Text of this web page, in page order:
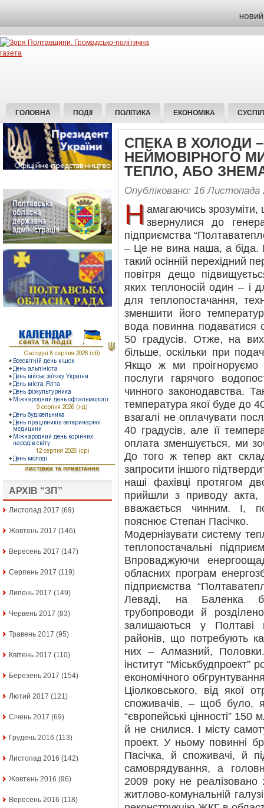
НОВИЙ
ГОЛОВНА ПОДІЇ ПОЛІТИКА ЕКОНОМІКА
АРХІВ “ЗП”
Листопад 2017 (69)
Жовтень 2017 (146)
Вересень 2017 (147)
Серпень 2017 (119)
Липень 2017 (149)
Червень 2017 (83)
Травень 2017 (95)
Квітень 2017 (110)
Березень 2017 (154)
Лютий 2017 (121)
Січень 2017 (69)
Грудень 2016 (113)
Листопад 2016 (142)
Жовтень 2016 (96)
Вересень 2016 (118)
СПЕКА В ХОЛОДИ
НЕЙМОВІРНОГО
ТЕПЛО, АБО
Опубліковано: 16 Листопада
Н амагаючись
звернулися до
підприємства
– Це не вина наша, а біда.
такий осінній перехідний
повітря дещо
яких теплоносій один – і
для теплопостачання,
зменшити його
вода повинна подаватися
50 градусів. Отже, на
більше, оскільки при
Якщо ж ми проігноруємо
послуги гарячого
чинного законодавства.
температура якої буде до
взагалі не оплачувати
40 градусів, але її
оплата зменшується, ми
До того ж тепер акт
запросити іншого
наші фахівці протягом
прийшли з приводу акта,
вважається чинним. І,
пояснює Степан Пасічко.
Модернізувати систему
теплопостачальні
Впроваджуючи
обласних програм
підприємства
Леваді, на Баленка
трубопроводи й
залишаються у Полтаві
районів, що потребують
них – Алмазний,
інститут “Міськбудпроект”
економічного
Ціолковського, від якої
споживачів, – щоб було,
“європейські цінності”
й не снилися. І місту
проект. У ньому повинні
Пасічка, й споживачі, й
самоврядування, а
2009 року не
житлово-комунальній